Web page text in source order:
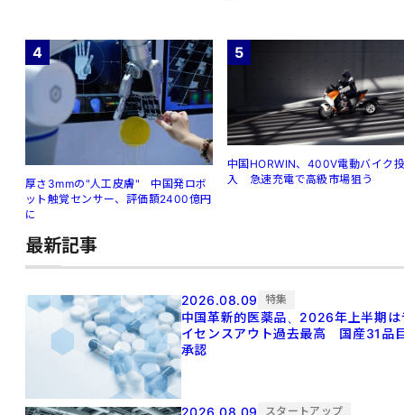
4
厚さ3mmの"人工皮膚" 中国発ロボ
ット触覚センサー、評価額2400億円
に
5
中国HORWIN、400V電動バイク投
入 急速充電で高級市場狙う
最新記事
2026.08.09 特集
中国革新的医薬品、2026年上半期は
イセンスアウト過去最高 国産31品
承認
2026.08.09 スタートアップ